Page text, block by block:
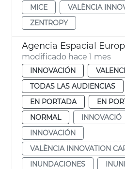
MICE
VALÈNCIA
ZENTROPY
modificado hace 1 mes
INNOVACIÓN
TODAS LAS AUDIENCIAS
EN PORTADA
EN
NORMAL
INNOVACIÓ
INNOVACIÓN
VALÈNCIA INNOVATION
INUNDACIONES